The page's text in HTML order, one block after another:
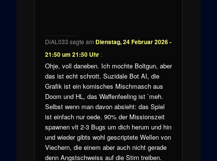
DiAL033 sagte am Dienstag, 24 Februar 2026 -
21:50 um 21:50 Uhr :
Ohje, voll daneben. Ich mochte Boltgun, aber
das ist echt schrott. Suzidale Bot AI, die
Grafik ist ein komisches Mischmasch aus
Doom und HL, das Waffenfeeling ist `meh.
Selbst wenn man davon absieht: das Spiel
ist einfach nur oede. 90% der Missionszeit
spawnen vlt 2-3 Bugs um dich herum und hin
und wieder gibts wohl gescriptete Wellen von
Viechern, die einem aber auch nicht gerade
denn Angstschweiss auf die Stirn treiben.